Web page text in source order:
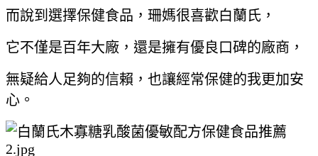
而說到選擇保健食品，珊媽很喜歡白蘭氏，
它不僅是百年大廠，還是擁有優良口碑的廠商，
無疑給人足夠的信賴，也讓經常保健的我更加安
心。